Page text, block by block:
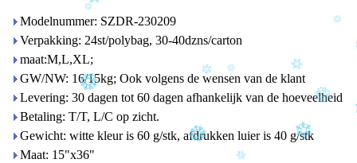
Modelnummer: SZDR-230209
Verpakking: 24st/polybag, 30-40dzns/carton
maat:M,L,XL;
GW/NW: 16/15kg; Ook volgens de wensen van de klant
Levering: 30 dagen tot 60 dagen afhankelijk van de hoeveelheid
Betaling: T/T, L/C op zicht.
Gewicht: witte kleur is 60 g/stk, afdrukken luier is 40 g/stk
Maat: 15"x36"